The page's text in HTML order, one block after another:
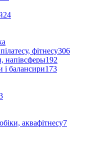
24
фітнесу306
напівсферы192
і балансири173
аквафітнесу7